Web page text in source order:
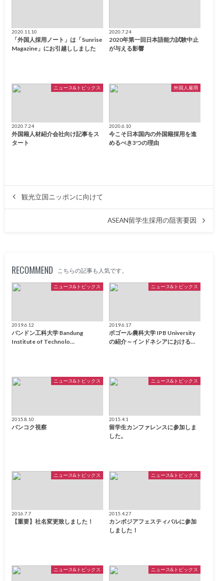
2020.11.10
「外国人採用ノート」は「Sunrise
Magazine」にお引越ししました
2020.7.24
2020年第一回日本語能力試験中止
が与える影響
ニュース&トピックス
2020.7.24
外国籍人材紹介会社向け記事をス
タート
外国人雇用
2020.6.10
今こそ日本国内の外国籍採用を進
めるべき3つの理由
観光立国ニッポンに向けて
ASEAN留学生採用の阻害要因
RECOMMEND こちらの記事も人気です。
ニュース&トピックス
2019.6.12
バンドン工科大学 Bandung
Institute of Technolo…
ニュース&トピックス
2019.6.17
ボゴール農科大学 IPB University
の紹介～インドネシアにおける…
ニュース&トピックス
2015.8.10
バンコク視察
ニュース&トピックス
2015.4.1
留学生カンファレンスに参加しま
した。
ニュース&トピックス
2016.7.7
【重要】社名変更致しました！
ニュース&トピックス
2015.4.27
カンボジアフェスティバルに参加
しました！
ニュース&トピックス ニュース&トピックス